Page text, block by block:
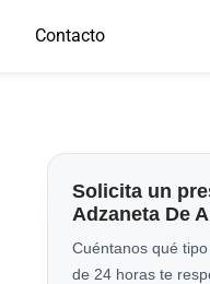
Contacto
Solicita un
Adzaneta De
Cuéntanos qué
de 24 horas te